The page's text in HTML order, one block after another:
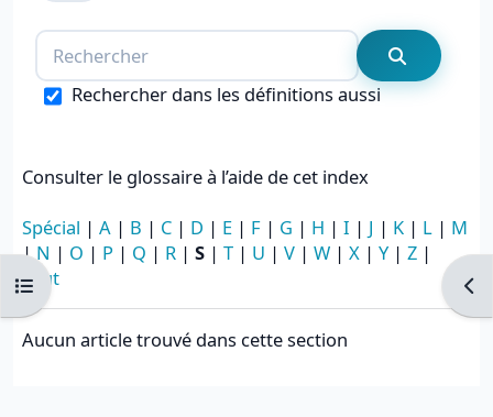
Ouvrir l’index du cours
Rechercher
Rechercher dans les définitions aussi
Consulter le glossaire à l’aide de cet index
Spécial | A | B | C | D | E | F | G | H | I | J | K | L | M
|N | O | P | Q | R | S | T | U | V | W | X | Y| Z |
Tout
Aucun article trouvé dans cette section